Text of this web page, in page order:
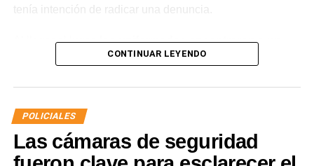
tenía intención de radicar una denuncia.
Al llegar al lugar,los uniformados encontraron a un
hombre que salió de la vivienda en estado de
agresión.Al advertir la presencia de la víctima,intentó
acercarse nuevamente con la aparente intención de
atacarla, por lo que fue interceptado por el personal
policial.
CONTINUAR LEYENDO
POLICIALES
Las cámaras de seguridad